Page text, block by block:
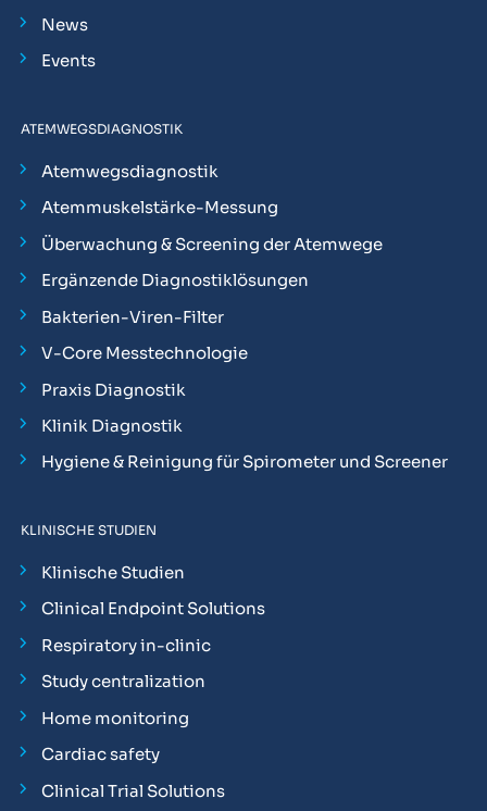
News
Events
ATEMWEGSDIAGNOSTIK
Atemwegsdiagnostik
Atemmuskelstärke-Messung
Überwachung & Screening der Atemwege
Ergänzende Diagnostiklösungen
Bakterien-Viren-Filter
V-Core Messtechnologie
Praxis Diagnostik
Klinik Diagnostik
Hygiene & Reinigung für Spirometer und Screener
KLINISCHE STUDIEN
Klinische Studien
Clinical Endpoint Solutions
Respiratory in-clinic
Study centralization
Home monitoring
Cardiac safety
Clinical Trial Solutions